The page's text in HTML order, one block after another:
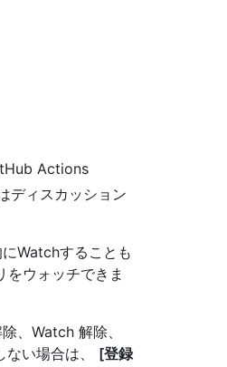
Actions
ディスカッション
Watchすることも
をウォッチできま
、Watch 解除、
い場合は、 [登録